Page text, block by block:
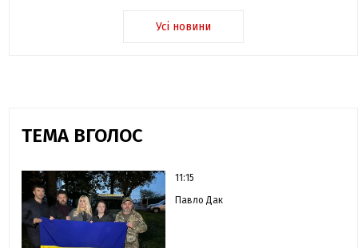
Усі новини
ТЕМА ВГОЛОС
11:15
Павло Дак